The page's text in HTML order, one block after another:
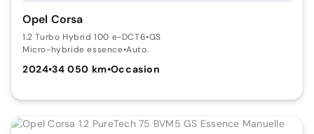
Opel Corsa
1.2 Turbo Hybrid 100 e-DCT6•GS
Micro-hybride essence•Auto.
2024•34 050 km•Occasion